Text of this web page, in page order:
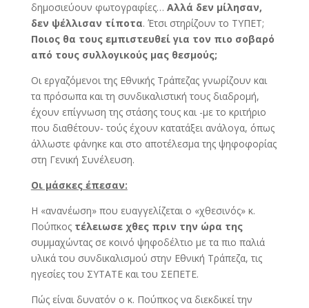
δημοσιεύουν φωτογραφίες… Αλλά δεν μίλησαν,
δεν ψέλλισαν τίποτα. Έτσι στηρίζουν το ΤΥΠΕΤ;
Ποιος θα τους εμπιστευθεί για τον πιο σοβαρό
από τους συλλογικούς μας θεσμούς;
Οι εργαζόμενοι της Εθνικής Τράπεζας γνωρίζουν και
τα πρόσωπα και τη συνδικαλιστική τους διαδρομή,
έχουν επίγνωση της στάσης τους και -με το κριτήριο
που διαθέτουν- τούς έχουν κατατάξει ανάλογα, όπως
άλλωστε φάνηκε και στο αποτέλεσμα της ψηφοφορίας
στη Γενική Συνέλευση.
Οι μάσκες έπεσαν:
Η «ανανέωση» που ευαγγελίζεται ο «χθεσινός» κ.
Πούπκος τέλειωσε χθες πριν την ώρα της
συμμαχώντας σε κοινό ψηφοδέλτιο με τα πιο παλιά
υλικά του συνδικαλισμού στην Εθνική Τράπεζα, τις
ηγεσίες του ΣΥΤΑΤΕ και του ΣΕΠΕΤΕ.
Πώς είναι δυνατόν ο κ. Πούπκος να διεκδικεί την